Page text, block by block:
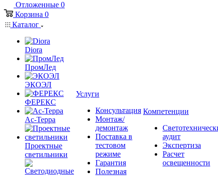
Отложенные 0
Корзина 0
Каталог
Diora
ПромЛед
ЭКОЭЛ
ФЕРЕКС
Ас-Терра
Проектные
светильники
Услуги
Консультация
Монтаж/
демонтаж
Поставка в
тестовом
режиме
Гарантия
Полезная
Компетенции
аудит
Экспертиза
Расчет
освещенности